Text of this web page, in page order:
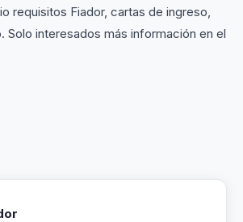
requisitos Fiador, cartas de ingreso,
Solo interesados más información en el